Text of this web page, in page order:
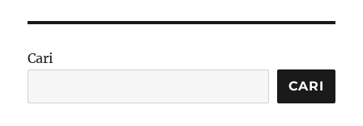
di
Mulut
dan
Cari
CARI